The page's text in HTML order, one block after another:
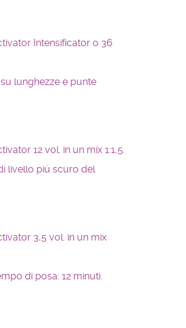
Intensificator o 36
lunghezze e punte
12 vol. in un mix 1:1,5.
livello più scuro del
3,5 vol. in un mix
di posa: 12 minuti.